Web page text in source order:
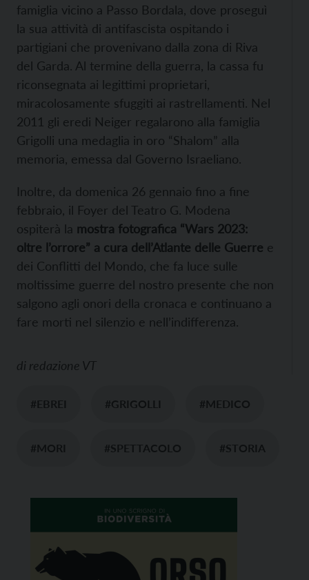
famiglia vicino a Passo Bordala, dove proseguì
la sua attività di antifascista ospitando i
partigiani che provenivano dalla zona di Riva
del Garda. Al termine della guerra, la cassa fu
riconsegnata ai legittimi proprietari,
miracolosamente sfuggiti ai rastrellamenti. Nel
2011 gli eredi Neiger regalarono alla famiglia
Grigolli una medaglia in oro “Shalom” alla
memoria, emessa dal Governo Israeliano.
Inoltre, da domenica 26 gennaio fino a fine
febbraio, il Foyer del Teatro G. Modena
ospiterà la mostra fotografica “Wars 2023:
oltre l’orrore” a cura dell’Atlante delle Guerre e
dei Conflitti del Mondo, che fa luce sulle
moltissime guerre del nostro presente che non
salgono agli onori della cronaca e continuano a
fare morti nel silenzio e nell’indifferenza.
di redazione VT
#EBREI #GRIGOLLI #MEDICO
#MORI #SPETTACOLO #STORIA